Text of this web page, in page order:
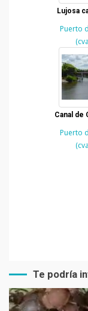
Lujosa
Puerto
Canal de
Puerto
Te podría